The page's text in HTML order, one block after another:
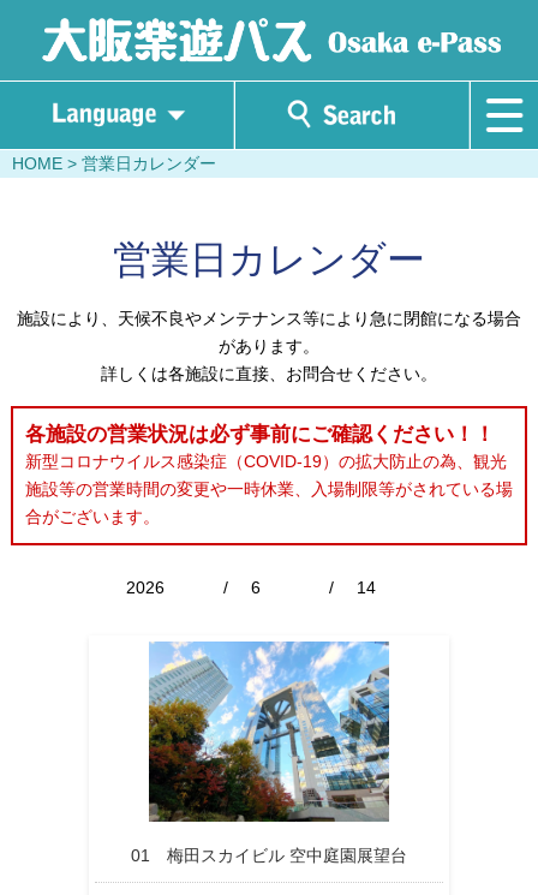
HOME > 営業日カレンダー
営業日カレンダー
施設により、天候不良やメンテナンス等により急に閉館になる場合
があります。
詳しくは各施設に直接、お問合せください。
各施設の営業状況は必ず事前にご確認ください！！
新型コロナウイルス感染症（COVID-19）の拡大防止の為、観光
施設等の営業時間の変更や一時休業、入場制限等がされている場
合がございます。
/ /
01 梅田スカイビル 空中庭園展望台